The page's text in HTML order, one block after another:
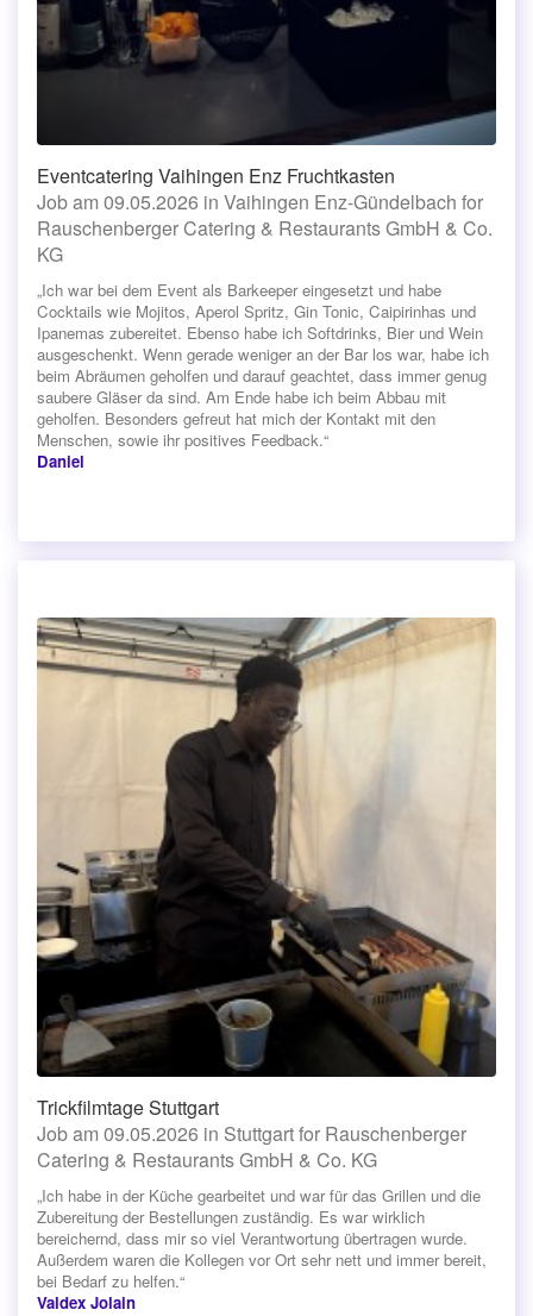
Eventcatering Vaihingen Enz Fruchtkasten
Job am 09.05.2026 in Vaihingen Enz-Gündelbach for
Rauschenberger Catering & Restaurants GmbH & Co.
KG
„Ich war bei dem Event als Barkeeper eingesetzt und habe
Cocktails wie Mojitos, Aperol Spritz, Gin Tonic, Caipirinhas und
Ipanemas zubereitet. Ebenso habe ich Softdrinks, Bier und Wein
ausgeschenkt. Wenn gerade weniger an der Bar los war, habe ich
beim Abräumen geholfen und darauf geachtet, dass immer genug
saubere Gläser da sind. Am Ende habe ich beim Abbau mit
geholfen. Besonders gefreut hat mich der Kontakt mit den
Menschen, sowie ihr positives Feedback.“
Daniel
Trickfilmtage Stuttgart
Job am 09.05.2026 in Stuttgart for Rauschenberger
Catering & Restaurants GmbH & Co. KG
„Ich habe in der Küche gearbeitet und war für das Grillen und die
Zubereitung der Bestellungen zuständig. Es war wirklich
bereichernd, dass mir so viel Verantwortung übertragen wurde.
Außerdem waren die Kollegen vor Ort sehr nett und immer bereit,
bei Bedarf zu helfen.“
Valdex Jolain